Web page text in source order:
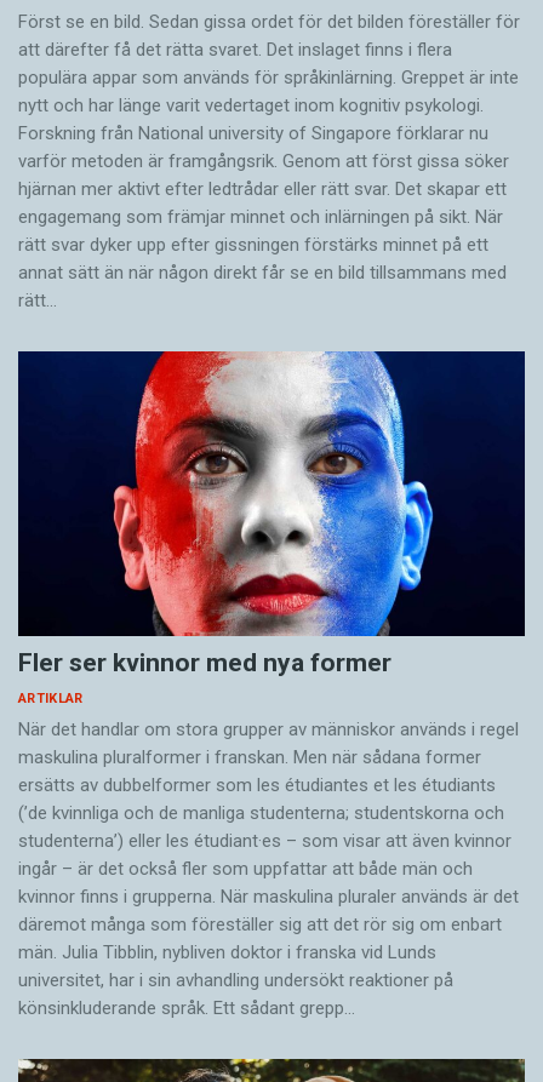
Först se en bild. Sedan gissa ordet för det bilden föreställer för
att därefter få det rätta svaret. Det inslaget finns i flera
populära appar som används för språkinlärning. Greppet är inte
nytt och har länge varit vedertaget inom kognitiv psykologi.
Forskning från National university of Singa­pore förklarar nu
varför metoden är framgångsrik. Genom att först gissa ­söker
hjärnan mer aktivt ­efter ledtrådar eller rätt svar. Det skapar ett
engagemang som främjar minnet och inlärningen på sikt. När
rätt svar dyker upp efter gissningen förstärks minnet på ett
annat sätt än när någon direkt får se en bild tillsammans med
rätt…
Fler ser kvinnor med nya former
ARTIKLAR
När det handlar om stora grupper av människor används i regel
maskulina pluralformer i franskan. Men när sådana ­former
ersätts av dubbel­former som les étudiantes et les étudiants
(’de kvinnliga och de manliga studenterna; studentskorna och
studenterna’) eller les étudiant·es – som visar att även kvinnor
ingår – är det också fler som uppfattar att både män och
kvinnor finns i grupperna. När maskulina pluraler används är det
där­emot många som föreställer sig att det rör sig om enbart
män. Julia Tibblin, nybliven doktor i franska vid Lunds
universitet, har i sin avhandling undersökt reaktioner på
könsinkluderande språk. Ett sådant grepp…